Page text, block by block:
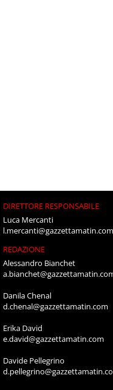
DIRETTORE RESPONSABILE
Luca Mercanti
l.mercanti@gazzettamatin.com
REDAZIONE
Alessandro Bianchet
Danila Chenal
d.chenal@gazzettamatin.com
Erika David
e.david@gazzettamatin.com
Davide Pellegrino